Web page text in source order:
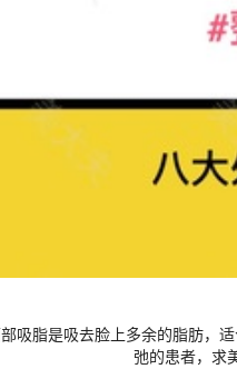
吸脂是吸去脸上多余的脂肪，
弛的患者，求